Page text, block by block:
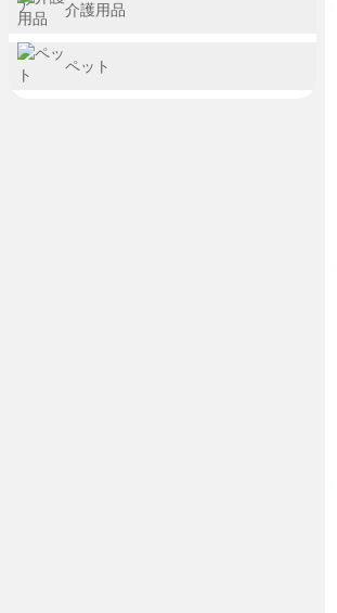
介護用品
ペット